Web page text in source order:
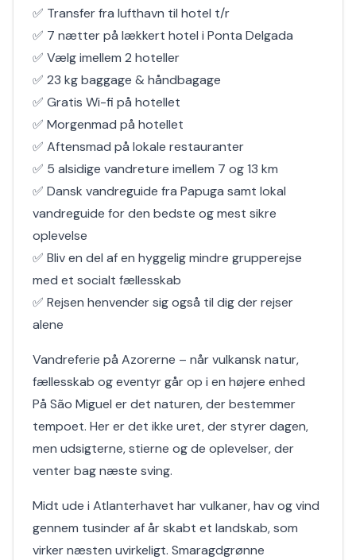
✅ Transfer fra lufthavn til hotel t/r
✅ 7 nætter på lækkert hotel i Ponta Delgada
✅ Vælg imellem 2 hoteller
✅ 23 kg baggage & håndbagage
✅ Gratis Wi-fi på hotellet
✅ Morgenmad på hotellet
✅ Aftensmad på lokale restauranter
✅ 5 alsidige vandreture imellem 7 og 13 km
✅ Dansk vandreguide fra Papuga samt lokal
vandreguide for den bedste og mest sikre
oplevelse
✅ Bliv en del af en hyggelig mindre grupperejse
med et socialt fællesskab
✅ Rejsen henvender sig også til dig der rejser
alene
Vandreferie på Azorerne – når vulkansk natur,
fællesskab og eventyr går op i en højere enhed
På São Miguel er det naturen, der bestemmer
tempoet. Her er det ikke uret, der styrer dagen,
men udsigterne, stierne og de oplevelser, der
venter bag næste sving.
Midt ude i Atlanterhavet har vulkaner, hav og vind
gennem tusinder af år skabt et landskab, som
virker næsten uvirkeligt. Smaragdgrønne